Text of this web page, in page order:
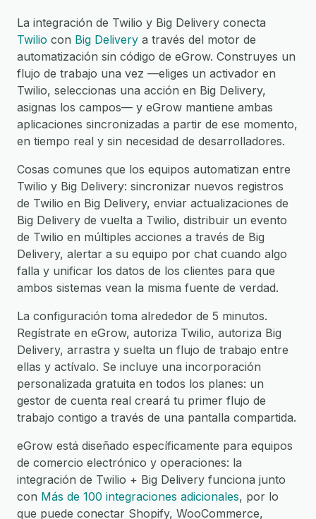
La integración de Twilio y Big Delivery conecta
Twilio con Big Delivery a través del motor de
automatización sin código de eGrow. Construyes un
flujo de trabajo una vez —eliges un activador en
Twilio, seleccionas una acción en Big Delivery,
asignas los campos— y eGrow mantiene ambas
aplicaciones sincronizadas a partir de ese momento,
en tiempo real y sin necesidad de desarrolladores.
Cosas comunes que los equipos automatizan entre
Twilio y Big Delivery: sincronizar nuevos registros
de Twilio en Big Delivery, enviar actualizaciones de
Big Delivery de vuelta a Twilio, distribuir un evento
de Twilio en múltiples acciones a través de Big
Delivery, alertar a su equipo por chat cuando algo
falla y unificar los datos de los clientes para que
ambos sistemas vean la misma fuente de verdad.
La configuración toma alrededor de 5 minutos.
Regístrate en eGrow, autoriza Twilio, autoriza Big
Delivery, arrastra y suelta un flujo de trabajo entre
ellas y actívalo. Se incluye una incorporación
personalizada gratuita en todos los planes: un
gestor de cuenta real creará tu primer flujo de
trabajo contigo a través de una pantalla compartida.
eGrow está diseñado específicamente para equipos
de comercio electrónico y operaciones: la
integración de Twilio + Big Delivery funciona junto
con Más de 100 integraciones adicionales, por lo
que puede conectar Shopify, WooCommerce,